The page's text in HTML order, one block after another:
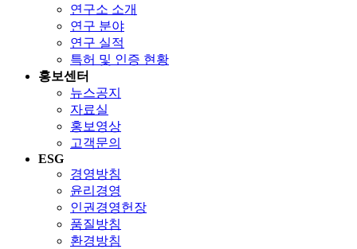
연구소 소개
연구 분야
연구 실적
특허 및 인증 현황
홍보센터
뉴스공지
자료실
홍보영상
고객문의
ESG
경영방침
윤리경영
인권경영헌장
품질방침
환경방침